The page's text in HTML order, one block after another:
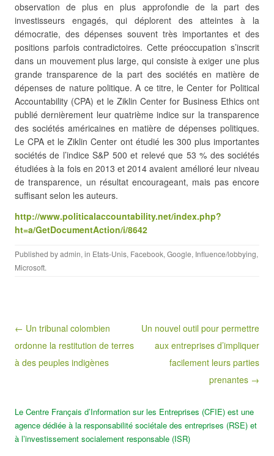
observation de plus en plus approfondie de la part des
investisseurs engagés, qui déplorent des atteintes à la
démocratie, des dépenses souvent très importantes et des
positions parfois contradictoires. Cette préoccupation s’inscrit
dans un mouvement plus large, qui consiste à exiger une plus
grande transparence de la part des sociétés en matière de
dépenses de nature politique. A ce titre, le Center for Political
Accountability (CPA) et le Ziklin Center for Business Ethics ont
publié dernièrement leur quatrième indice sur la transparence
des sociétés américaines en matière de dépenses politiques.
Le CPA et le Ziklin Center ont étudié les 300 plus importantes
sociétés de l’indice S&P 500 et relevé que 53 % des sociétés
étudiées à la fois en 2013 et 2014 avaient amélioré leur niveau
de transparence, un résultat encourageant, mais pas encore
suffisant selon les auteurs.
http://www.politicalaccountability.net/index.php?
ht=a/GetDocumentAction/i/8642
Published byadmin, in Etats-Unis, Facebook, Google, Influence/lobbying,
Microsoft.
Post navigation
← Un tribunal colombien
ordonne la restitution de terres
à des peuples indigènes
Un nouvel outil pour permettre
aux entreprises d’impliquer
facilement leurs parties
prenantes →
Le Centre Français d’Information sur les Entreprises (CFIE) est une
agence dédiée à la responsabilité sociétale des entreprises (RSE) et
à l’investissement socialement responsable (ISR)